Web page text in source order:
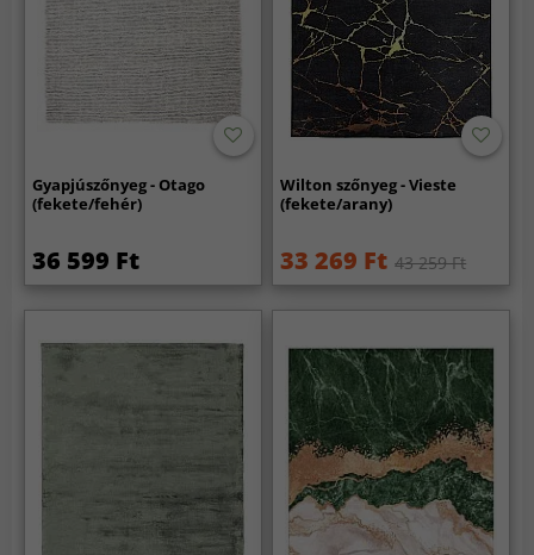
Gyapjúszőnyeg - Otago
(fekete/fehér)
36 599 Ft
Wilton szőnyeg - Vieste
(fekete/arany)
33 269 Ft 43 259 Ft